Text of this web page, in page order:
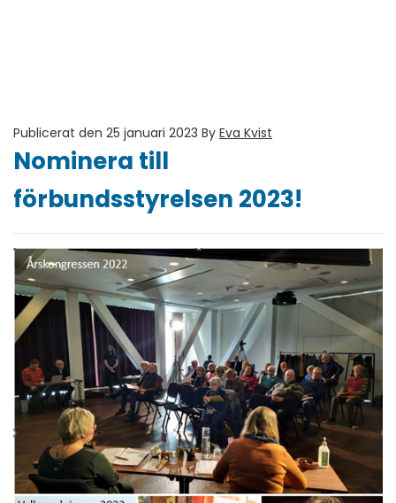
Publicerat den 25 januari 2023 By Eva Kvist
Nominera till
förbundsstyrelsen 2023!